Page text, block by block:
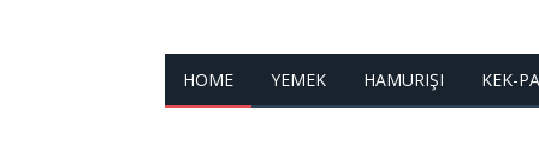
HOME YEMEK HAMURIŞI KEK-